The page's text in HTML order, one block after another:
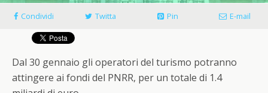
Condividi Twitta Pin E-mail
Dal 30 gennaio gli operatori del turismo potranno
attingere ai fondi del PNRR, per un totale di 1.4